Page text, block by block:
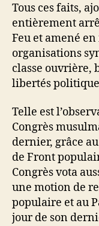
Tous ces faits,
entièrement
Feu et amené
organisations
classe ouvrière,
libertés
Telle est
Congrès
dernier, grâce
de Front
Congrès vota
une motion de
populaire et au
jour de son